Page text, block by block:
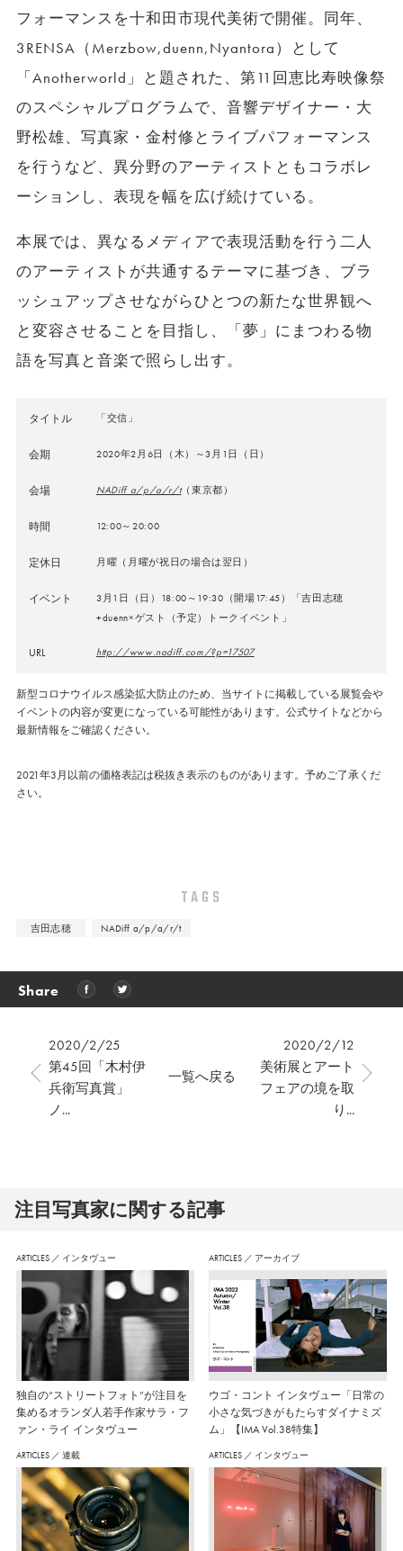
フォーマンスを十和田市現代美術で開催。同年、
3RENSA（Merzbow,duenn,Nyantora）として
「Anotherworld」と題された、第11回恵比寿映像祭
のスペシャルプログラムで、音響デザイナー・大
野松雄、写真家・金村修とライブパフォーマンス
を行うなど、異分野のアーティストともコラボレ
ーションし、表現を幅を広げ続けている。
本展では、異なるメディアで表現活動を行う二人
のアーティストが共通するテーマに基づき、ブラ
ッシュアップさせながらひとつの新たな世界観へ
と変容させることを目指し、「夢」にまつわる物
語を写真と音楽で照らし出す。
タイトル 「交信」
会期 2020年2月6日（木）～3月1日（日）
会場 NADiff a/p/a/r/t（東京都）
時間 12:00～20:00
定休日 月曜（月曜が祝日の場合は翌日）
イベント
3月1日（日）18:00～19:30（開場17:45）「吉田志穂
+duenn×ゲスト（予定）トークイベント」
URL http://www.nadiff.com/?p=17507
新型コロナウイルス感染拡大防止のため、当サイトに掲載している展覧会や
イベントの内容が変更になっている可能性があります。公式サイトなどから
最新情報をご確認ください。
2021年3月以前の価格表記は税抜き表示のものがあります。予めご了承くだ
さい。
TAGS
吉田志穂 NADiff a/p/a/r/t
Share
2020/2/25
第45回「木村伊
兵衛写真賞」
ノ...
2020/2/12
美術展とアート
フェアの境を取
り...
一覧へ戻る
注⽬写真家に関する記事
ARTICLES ／ インタヴュー
独自の“ストリートフォト”が注目を
集めるオランダ人若手作家サラ・フ
ァン・ライ インタヴュー
ARTICLES ／ アーカイブ
ウゴ・コント インタヴュー「日常の
小さな気づきがもたらすダイナミズ
ム」【IMA Vol.38特集】
ARTICLES ／ 連載 ARTICLES ／ インタヴュー